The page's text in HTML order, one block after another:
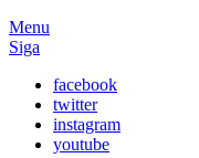
Menu
Siga
facebook
twitter
instagram
youtube